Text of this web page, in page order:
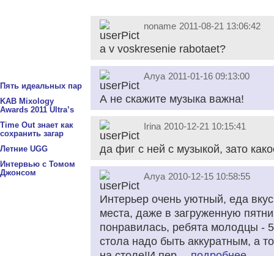
Пять идеальных пар
KAB Mixology
Awards 2011 Ultra’s
Time Out знает как
сохранить загар
Летние UGG
Интервью с Томом
Джонсом
noname 2011-08-21 13:06:42
a v voskresenie rabotaet?
Алуа 2011-01-16 09:13:00
А не скажите музыка важна!
Irina 2010-12-21 10:15:41
да фиг с ней с музыкой, зато
Алуа 2010-12-15 10:58:55
Интерьер очень уютный, еда
места, даже в загруженную
понравилась, ребята молодцы -
стола надо быть аккуратным, а